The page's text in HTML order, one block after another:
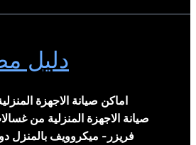
دليل
اماكن صيانة الاجهزة
صيانة الاجهزة المنزلية من
فريزر- ميكروويف بالمنزل